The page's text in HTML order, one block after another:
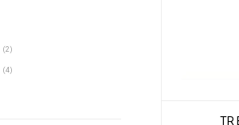
TR
(2)
(4)